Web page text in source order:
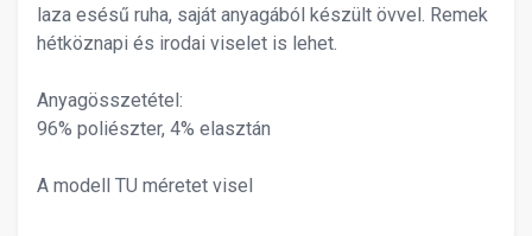
laza esésű ruha, saját anyagából készült övvel. Remek
hétköznapi és irodai viselet is lehet.
Anyagösszetétel:
96% poliészter, 4% elasztán
A modell TU méretet visel